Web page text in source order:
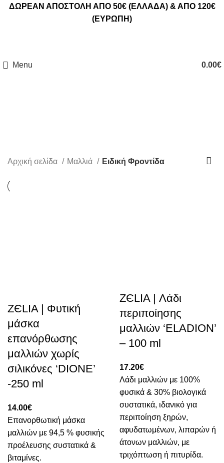
ΔΩΡΕΑΝ ΑΠΟΣΤΟΛΗ ΑΠΟ 50€ (ΕΛΛΑΔΑ) & ΑΠΟ 120€
(ΕΥΡΩΠΗ)
Menu 0.00€
Αρχική σελίδα Μαλλιά Ειδική Φροντίδα
ZЄLIA | Φυτική
μάσκα
επανόρθωσης
μαλλιών χωρίς
σιλικόνες ‘DIONE’
-250 ml
14.00€
Επανορθωτική μάσκα
μαλλιών με 94,5 % φυσικής
προέλευσης συστατικά &
βιταμίνες.
ZЄLIA | Λάδι
περιποίησης
μαλλιών ‘ELADION’
– 100 ml
17.20€
Λάδι μαλλιών με 100%
φυσικά & 30% βιολογικά
συστατικά, ιδανικό για
περιποίηση ξηρών,
αφυδατωμένων, λιπαρών ή
άτονων μαλλιών, με
τριχόπτωση ή πιτυρίδα.